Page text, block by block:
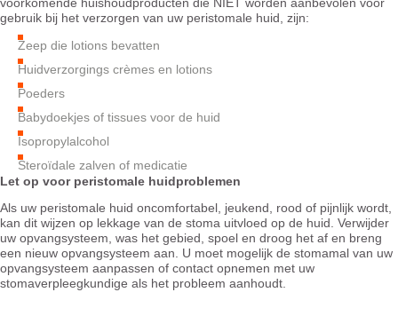
voorkomende huishoudproducten die NIET worden aanbevolen voor
gebruik bij het verzorgen van uw peristomale huid, zijn:
Zeep die lotions bevatten
Huidverzorgings crèmes en lotions
Poeders
Babydoekjes of tissues voor de huid
Isopropylalcohol
Steroïdale zalven of medicatie
Let op voor peristomale huidproblemen
Als uw peristomale huid oncomfortabel, jeukend, rood of pijnlijk wordt,
kan dit wijzen op lekkage van de stoma uitvloed op de huid. Verwijder
uw opvangsysteem, was het gebied, spoel en droog het af en breng
een nieuw opvangsysteem aan. U moet mogelijk de stomamal van uw
opvangsysteem aanpassen of contact opnemen met uw
stomaverpleegkundige als het probleem aanhoudt.